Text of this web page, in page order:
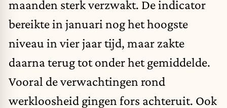
maanden sterk verzwakt. De indicator
bereikte in januari nog het hoogste
niveau in vier jaar tijd, maar zakte
daarna terug tot onder het gemiddelde.
Vooral de verwachtingen rond
werkloosheid gingen fors achteruit. Ook